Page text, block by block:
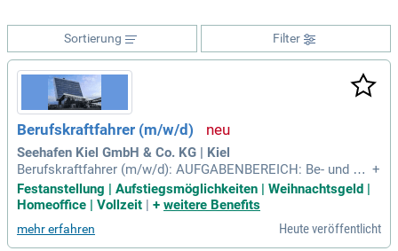
Filter
Sortierung
Berufskraftfahrer (m/w/d)
Seehafen Kiel GmbH & Co. KG | Kiel
Berufskraftfahrer (m/w/d): AUFGABENBEREICH: Be- und Ent
ladung von RoRo-Schiffen sowie; Landseitige Umfuhr versch
iedener Verkehrsträger und Güter mittels Terminalzugmasc
+
Festanstellung | Aufstiegsmöglichkeiten | Weihnachtsgeld |
Homeoffice | Vollzeit
+ weitere Benefits
mehr erfahren Heute veröffentlicht